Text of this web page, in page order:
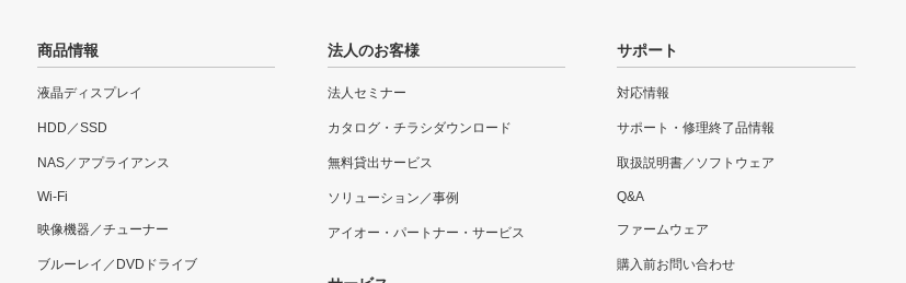
商品情報
液晶ディスプレイ
HDD／SSD
NAS／アプライアンス
Wi-Fi
映像機器／チューナー
ブルーレイ／DVDドライブ
法人のお客様
法人セミナー
カタログ・チラシダウンロード
無料貸出サービス
ソリューション／事例
アイオー・パートナー・サービス
サポート
対応情報
サポート・修理終了品情報
取扱説明書／ソフトウェア
Q&A
ファームウェア
購入前お問い合わせ